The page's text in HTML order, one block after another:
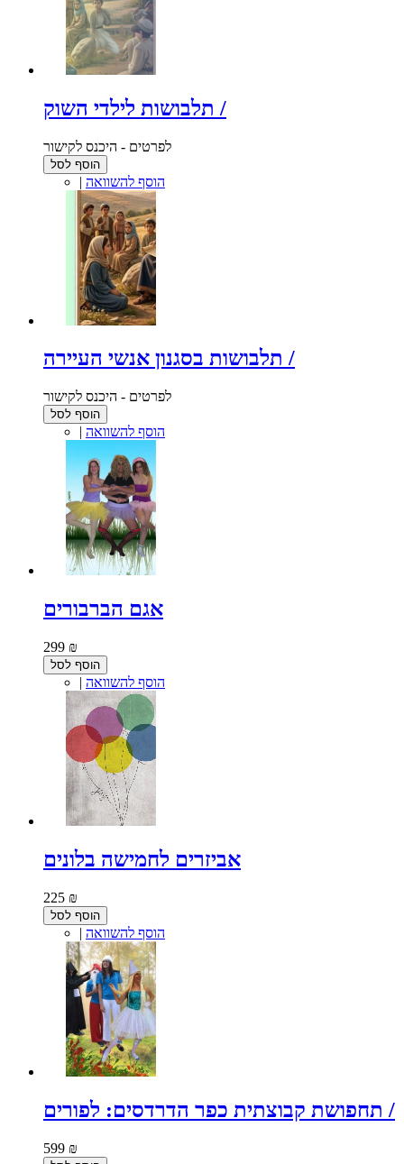
תלבושות לילדי השוק /
לפרטים - היכנס לקישור
הוסף לסל
| הוסף להשוואה
תלבושות בסגנון אנשי העיירה /
לפרטים - היכנס לקישור
הוסף לסל
| הוסף להשוואה
אגם הברבורים
299 ₪
הוסף לסל
| הוסף להשוואה
אביזרים לחמישה בלונים
225 ₪
הוסף לסל
| הוסף להשוואה
תחפושת קבוצתית כפר הדרדסים: לפורים /
599 ₪